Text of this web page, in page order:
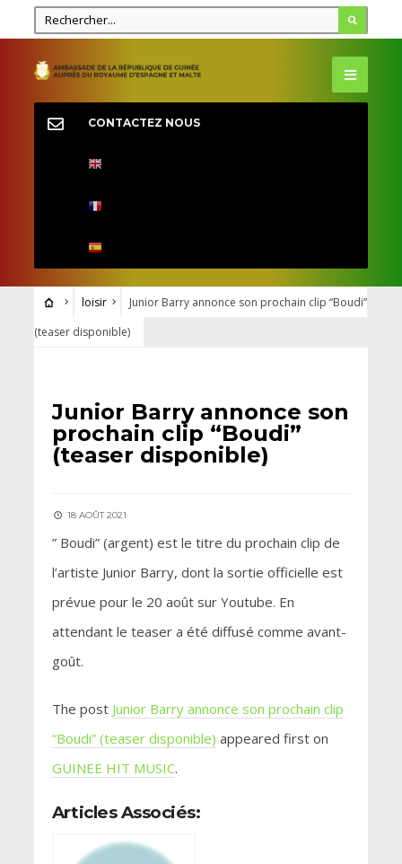
CONTACTEZ NOUS
loisir
Junior Barry annonce son prochain clip “Boudi”
(teaser disponible)
Junior Barry annonce son
prochain clip “Boudi”
(teaser disponible)
18 AOÛT 2021
” Boudi” (argent) est le titre du prochain clip de
l’artiste Junior Barry, dont la sortie officielle est
prévue pour le 20 août sur Youtube. En
attendant le teaser a été diffusé comme avant-
goût.
The post Junior Barry annonce son prochain clip
“Boudi” (teaser disponible) appeared first on
GUINEE HIT MUSIC.
Articles Associés: